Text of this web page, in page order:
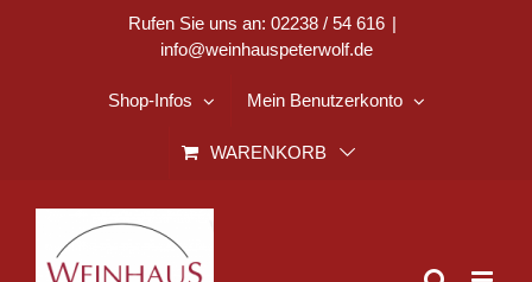
Rufen Sie uns an: 02238 / 54 616 |
info@weinhauspeterwolf.de
Shop-Infos Mein Benutzerkonto
WARENKORB